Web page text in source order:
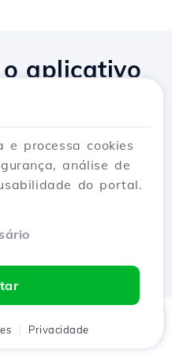
processa cookies
análise de
do portal.
Privacidade
Chat
o aplicativo